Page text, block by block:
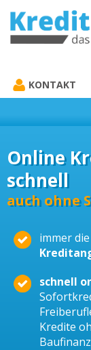
KREDIT1A.DE
KONTAKT
Online
schnell
auch ohne
immer
schnell
Kredite